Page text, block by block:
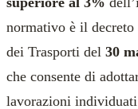
normativo è il
dei Trasporti del 30
che consente di
lavorazioni